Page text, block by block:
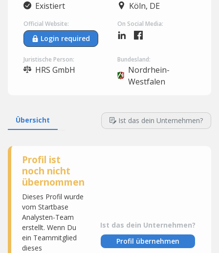
Existiert Köln, DE
Official Website:
Login required
On Social Media:
Juristische Person:
HRS GmbH
Bundesland:
Nordrhein-
Westfalen
Übersicht Ist das dein Unternehmen?
Profil ist
noch nicht
übernommen
Dieses Profil wurde
vom Startbase
Analysten-Team
erstellt. Wenn Du
ein Teammitglied
dieses
Ist das dein Unternehmen?
Profil übernehmen